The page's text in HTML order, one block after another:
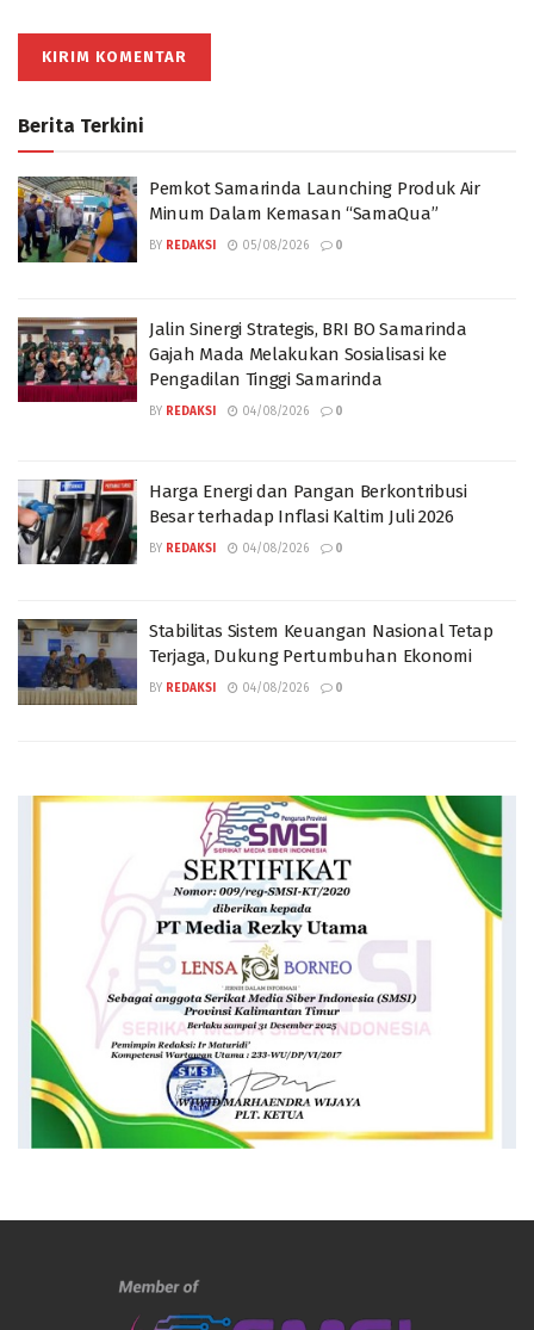
Berita Terkini
Pemkot Samarinda Launching Produk Air
Minum Dalam Kemasan “SamaQua”
BY REDAKSI 05/08/2026 0
Jalin Sinergi Strategis, BRI BO Samarinda
Gajah Mada Melakukan Sosialisasi ke
Pengadilan Tinggi Samarinda
BY REDAKSI 04/08/2026 0
Harga Energi dan Pangan Berkontribusi
Besar terhadap Inflasi Kaltim Juli 2026
BY REDAKSI 04/08/2026 0
Stabilitas Sistem Keuangan Nasional Tetap
Terjaga, Dukung Pertumbuhan Ekonomi
BY REDAKSI 04/08/2026 0